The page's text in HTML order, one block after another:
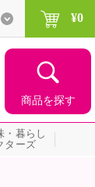
商品を探す
¥0
・暮らし
ターズ